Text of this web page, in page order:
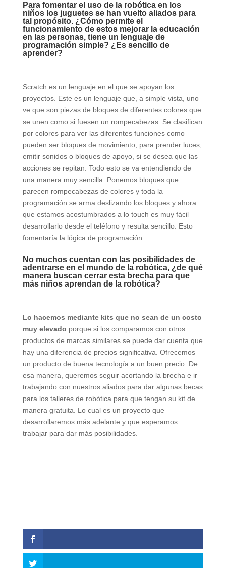
Para fomentar el uso de la robótica en los
niños los juguetes se han vuelto aliados para
tal propósito. ¿Cómo permite el
funcionamiento de estos mejorar la educación
en las personas, tiene un lenguaje de
programación simple? ¿Es sencillo de
aprender?
Scratch es un lenguaje en el que se apoyan los
proyectos. Este es un lenguaje que, a simple vista, uno
ve que son piezas de bloques de diferentes colores que
se unen como si fuesen un rompecabezas. Se clasifican
por colores para ver las diferentes funciones como
pueden ser bloques de movimiento, para prender luces,
emitir sonidos o bloques de apoyo, si se desea que las
acciones se repitan. Todo esto se va entendiendo de
una manera muy sencilla. Ponemos bloques que
parecen rompecabezas de colores y toda la
programación se arma deslizando los bloques y ahora
que estamos acostumbrados a lo touch es muy fácil
desarrollarlo desde el teléfono y resulta sencillo. Esto
fomentaría la lógica de programación.
No muchos cuentan con las posibilidades de
adentrarse en el mundo de la robótica, ¿de qué
manera buscan cerrar esta brecha para que
más niños aprendan de la robótica?
Lo hacemos mediante kits que no sean de un costo
muy elevado porque si los comparamos con otros
productos de marcas similares se puede dar cuenta que
hay una diferencia de precios significativa. Ofrecemos
un producto de buena tecnología a un buen precio. De
esa manera, queremos seguir acortando la brecha e ir
trabajando con nuestros aliados para dar algunas becas
para los talleres de robótica para que tengan su kit de
manera gratuita. Lo cual es un proyecto que
desarrollaremos más adelante y que esperamos
trabajar para dar más posibilidades.